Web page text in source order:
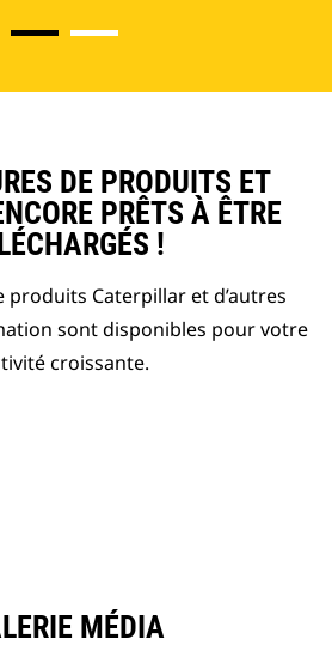
DE PRODUITS ET
PRÊTS À ÊTRE
!
produits Caterpillar et d’autres
sont disponibles pour votre
croissante.
MÉDIA